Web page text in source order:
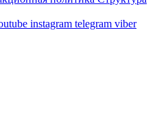
instagram telegram viber